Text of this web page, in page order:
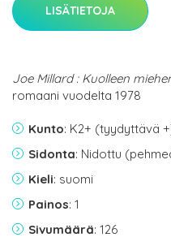
LISÄTIETOJA
Joe Millard : Kuolleen
romaani vuodelta 1978
Kunto: K2+ (tyydyttävä
Sidonta: Nidottu
Kieli: suomi
Painos: 1
Sivumäärä: 126